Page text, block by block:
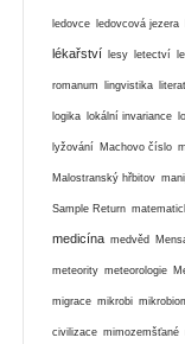
ledovce ledovcová jezera
lékařství lesy letectví
romanum lingvistika
logika lokální invariance
lyžování Machovo číslo
Malostranský hřbitov
Sample Return
medicína medvěd
meteority meteorologie
migrace mikrobi
civilizace mimozemšťané